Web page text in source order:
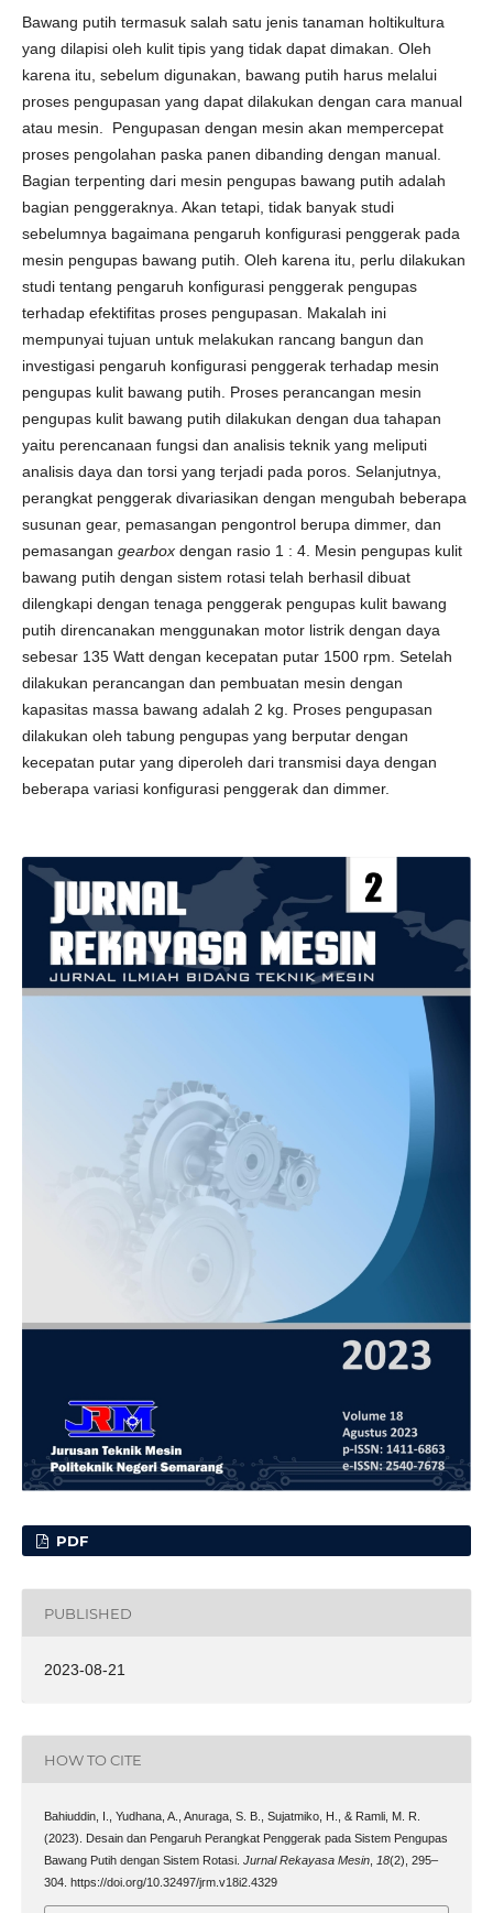
Bawang putih termasuk salah satu jenis tanaman holtikultura
yang dilapisi oleh kulit tipis yang tidak dapat dimakan. Oleh
karena itu, sebelum digunakan, bawang putih harus melalui
proses pengupasan yang dapat dilakukan dengan cara manual
atau mesin. Pengupasan dengan mesin akan mempercepat
proses pengolahan paska panen dibanding dengan manual.
Bagian terpenting dari mesin pengupas bawang putih adalah
bagian penggeraknya. Akan tetapi, tidak banyak studi
sebelumnya bagaimana pengaruh konfigurasi penggerak pada
mesin pengupas bawang putih. Oleh karena itu, perlu dilakukan
studi tentang pengaruh konfigurasi penggerak pengupas
terhadap efektifitas proses pengupasan. Makalah ini
mempunyai tujuan untuk melakukan rancang bangun dan
investigasi pengaruh konfigurasi penggerak terhadap mesin
pengupas kulit bawang putih. Proses perancangan mesin
pengupas kulit bawang putih dilakukan dengan dua tahapan
yaitu perencanaan fungsi dan analisis teknik yang meliputi
analisis daya dan torsi yang terjadi pada poros. Selanjutnya,
perangkat penggerak divariasikan dengan mengubah beberapa
susunan gear, pemasangan pengontrol berupa dimmer, dan
pemasangan gearbox dengan rasio 1 : 4. Mesin pengupas kulit
bawang putih dengan sistem rotasi telah berhasil dibuat
dilengkapi dengan tenaga penggerak pengupas kulit bawang
putih direncanakan menggunakan motor listrik dengan daya
sebesar 135 Watt dengan kecepatan putar 1500 rpm. Setelah
dilakukan perancangan dan pembuatan mesin dengan
kapasitas massa bawang adalah 2 kg. Proses pengupasan
dilakukan oleh tabung pengupas yang berputar dengan
kecepatan putar yang diperoleh dari transmisi daya dengan
beberapa variasi konfigurasi penggerak dan dimmer.
PDF
PUBLISHED
2023-08-21
HOW TO CITE
Bahiuddin, I., Yudhana, A., Anuraga, S. B., Sujatmiko, H., & Ramli, M. R.
(2023). Desain dan Pengaruh Perangkat Penggerak pada Sistem Pengupas
Bawang Putih dengan Sistem Rotasi. Jurnal Rekayasa Mesin, 18(2), 295–
304. https://doi.org/10.32497/jrm.v18i2.4329